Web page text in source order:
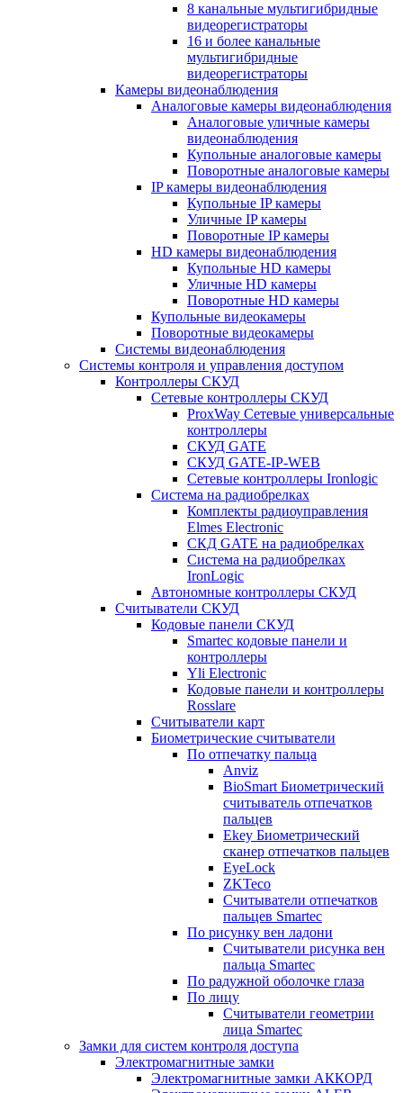
8 канальные мультигибридные
видеорегистраторы
16 и более канальные
мультигибридные
видеорегистраторы
Камеры видеонаблюдения
Аналоговые камеры видеонаблюдения
Аналоговые уличные камеры
видеонаблюдения
Купольные аналоговые камеры
Поворотные аналоговые камеры
IP камеры видеонаблюдения
Купольные IP камеры
Уличные IP камеры
Поворотные IP камеры
HD камеры видеонаблюдения
Купольные HD камеры
Уличные HD камеры
Поворотные HD камеры
Купольные видеокамеры
Поворотные видеокамеры
Системы видеонаблюдения
Системы контроля и управления доступом
Контроллеры СКУД
Сетевые контроллеры СКУД
ProxWay Сетевые универсальные
контроллеры
СКУД GATE
СКУД GATE-IP-WEB
Сетевые контроллеры Ironlogic
Система на радиобрелках
Комплекты радиоуправления
Elmes Electronic
СКД GATE на радиобрелках
Система на радиобрелках
IronLogic
Автономные контроллеры СКУД
Считыватели СКУД
Кодовые панели СКУД
Smartec кодовые панели и
контроллеры
Yli Electronic
Кодовые панели и контроллеры
Rosslare
Считыватели карт
Биометрические считыватели
По отпечатку пальца
Anviz
BioSmart Биометрический
считыватель отпечатков
пальцев
Ekey Биометрический
сканер отпечатков пальцев
EyeLock
ZKTeco
Считыватели отпечатков
пальцев Smartec
По рисунку вен ладони
Считыватели рисунка вен
пальца Smartec
По радужной оболочке глаза
По лицу
Считыватели геометрии
лица Smartec
Замки для систем контроля доступа
Электромагнитные замки
Электромагнитные замки АККОРД